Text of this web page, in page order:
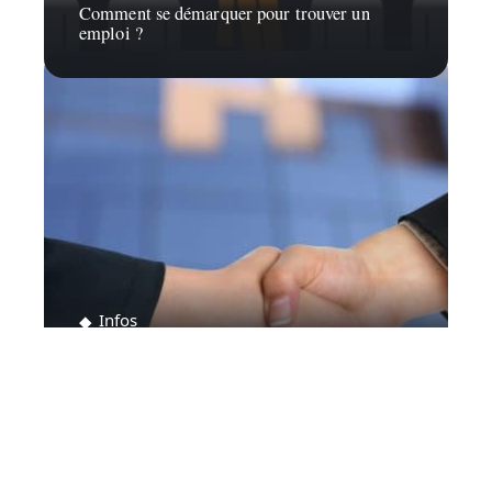
Comment se démarquer pour trouver un
emploi ?
Infos